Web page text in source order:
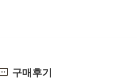
구매후기